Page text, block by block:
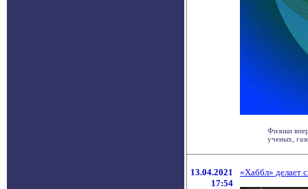
Физики
ученых,
13.04.2021
17:54
«Хаббл» делает